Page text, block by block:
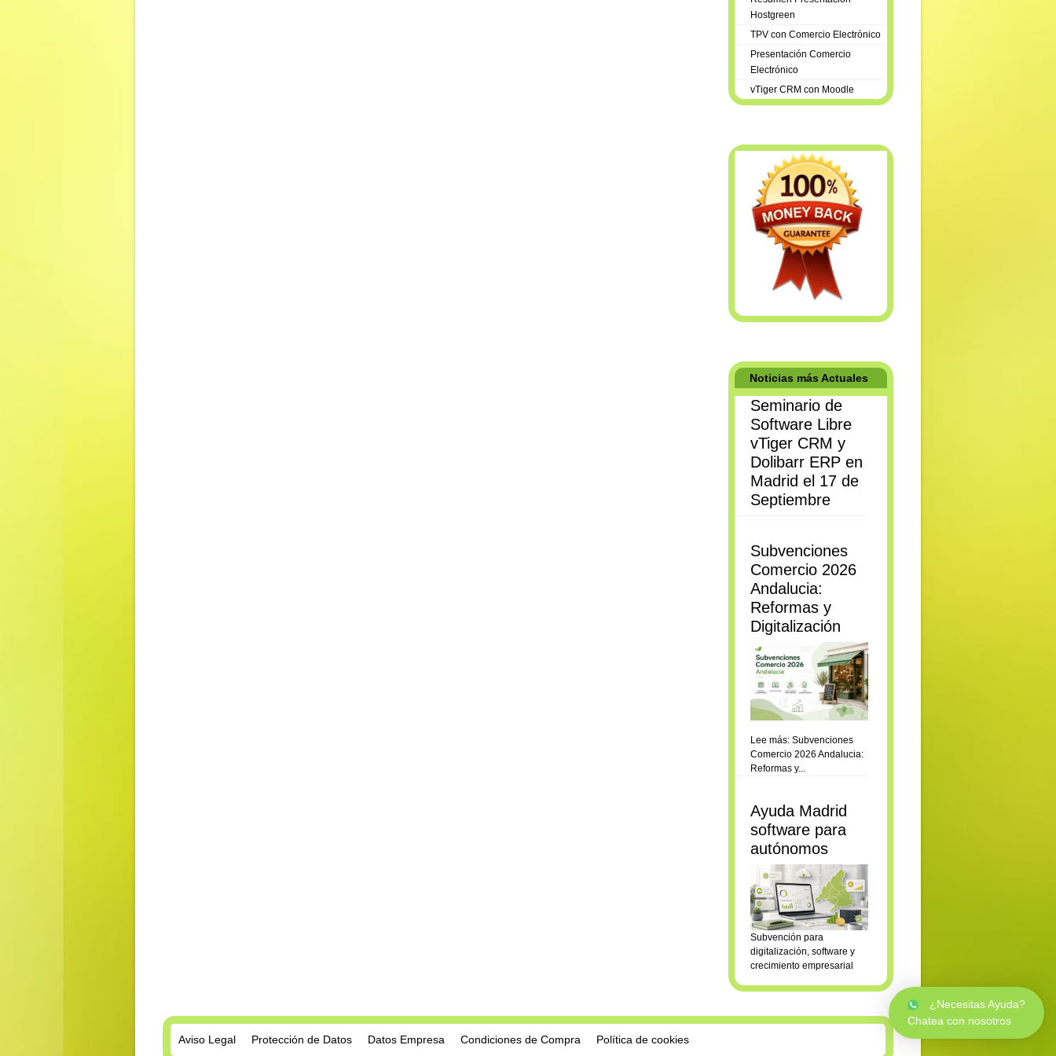
Hostgreen
TPV con Comercio Electrónico
Presentación Comercio
Electrónico
vTiger CRM con Moodle
Noticias más Actuales
Seminario de
Software Libre
vTiger CRM y
Dolibarr ERP en
Madrid el 17 de
Septiembre
Subvenciones
Comercio 2026
Andalucia:
Reformas y
Digitalización
Lee más: Subvenciones
Comercio 2026 Andalucia:
Reformas y...
Ayuda Madrid
software para
autónomos
Subvención para
digitalización, software y
crecimiento empresarial
¿Necesitas Ayuda?
Chatea con nosotros
Aviso Legal
Protección de Datos Datos Empresa Condiciones de Compra Política de cookies